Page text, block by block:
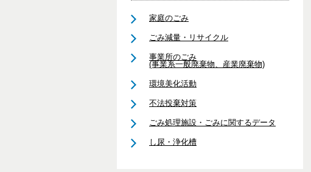
家庭のごみ
ごみ減量・リサイクル
事業所のごみ
(事業系一般廃棄物、産業廃棄物)
環境美化活動
不法投棄対策
ごみ処理施設・ごみに関するデータ
し尿・浄化槽